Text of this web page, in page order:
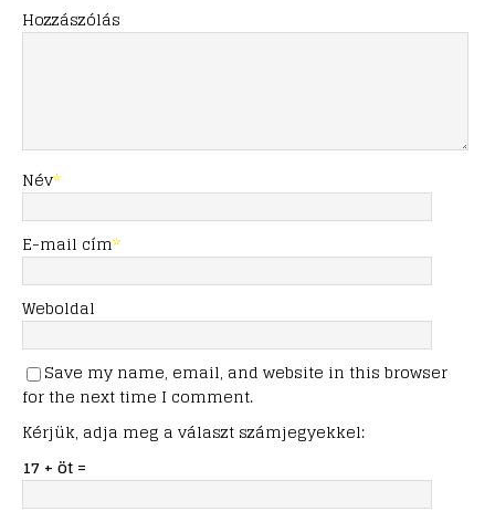
Hozzászólás
Név*
E-mail cím*
Weboldal
Save my name, email, and website in this browser
for the next time I comment.
Kérjük, adja meg a választ számjegyekkel:
17 + öt =